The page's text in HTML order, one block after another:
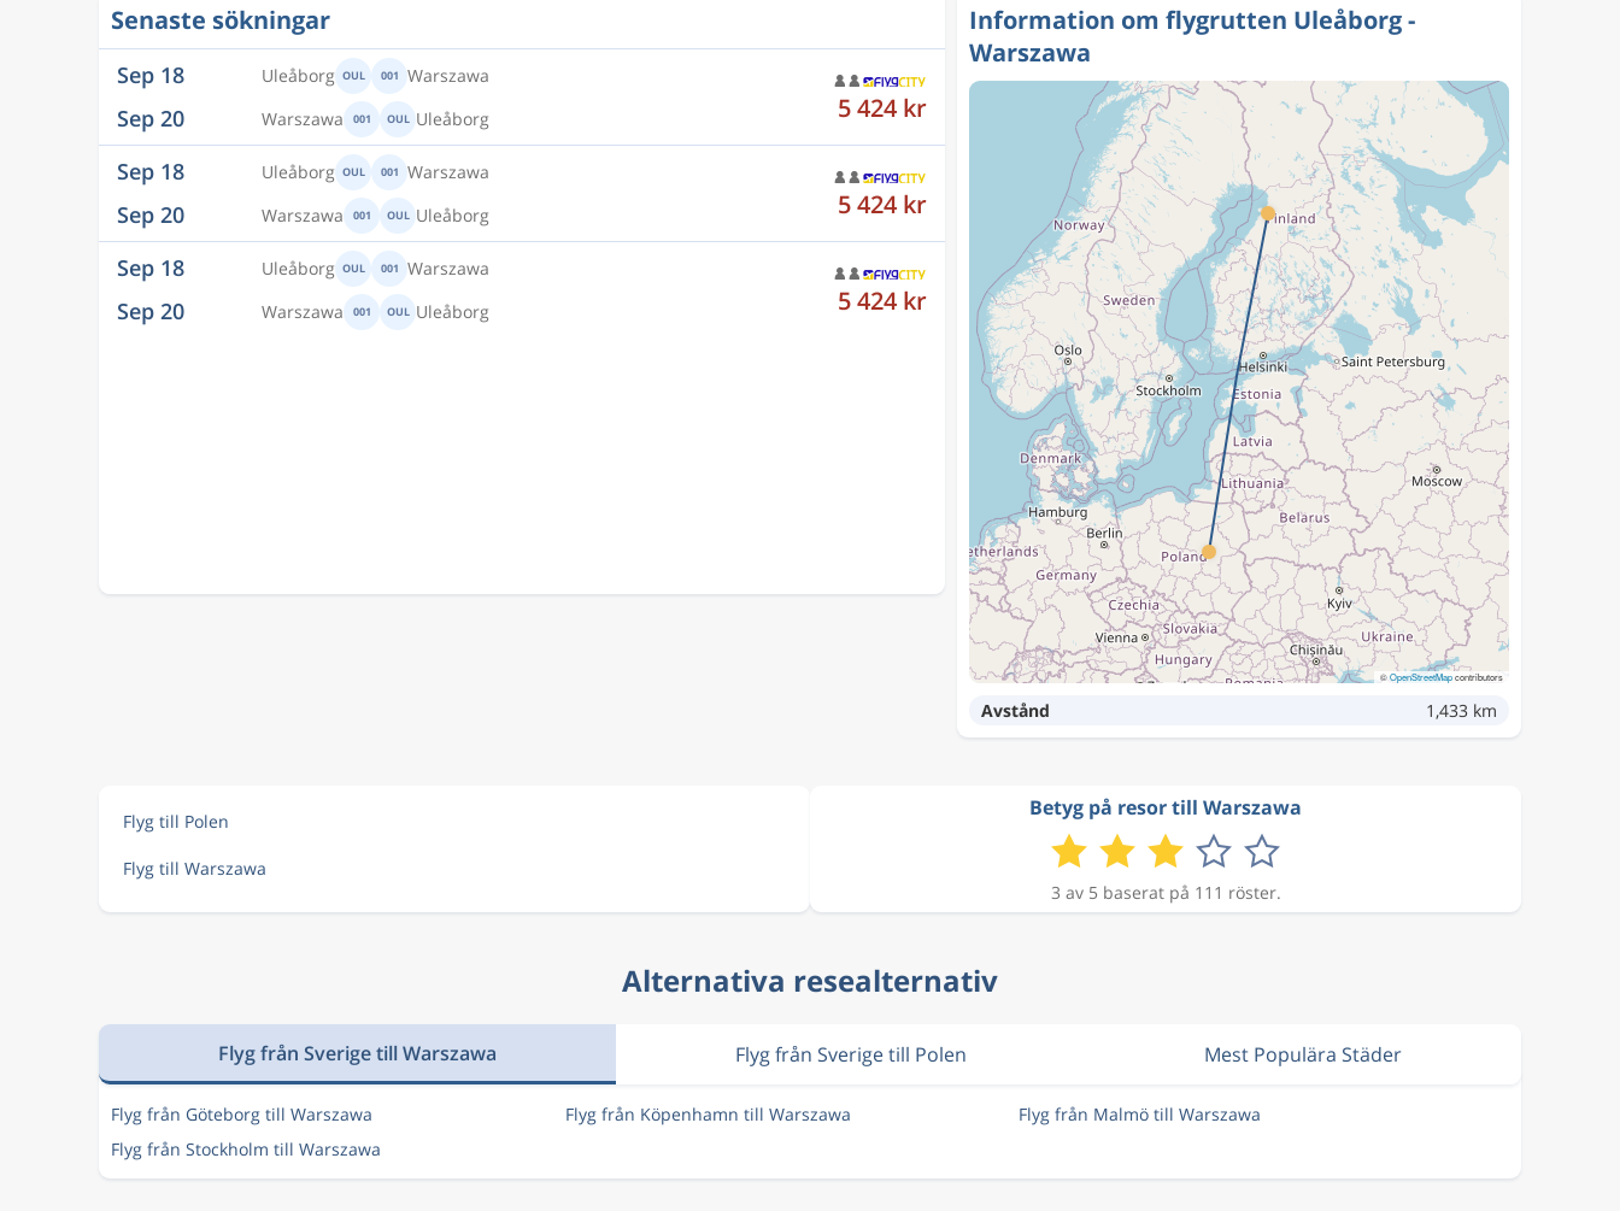
Senaste sökningar
Sep 18 Uleåborg OUL 001 Warszawa
Sep 20 Warszawa 001 OUL Uleåborg 5 424 kr
Sep 18 Uleåborg OUL 001 Warszawa
Sep 20 Warszawa 001 OUL Uleåborg 5 424 kr
Sep 18 Uleåborg OUL 001 Warszawa
Sep 20 Warszawa 001 OUL Uleåborg 5 424 kr
Information om flygrutten Uleåborg -
Warszawa
©OpenStreetMapcontributors
Avstånd 1,433 km
Flyg till Polen
Flyg till Warszawa
Betyg på resor till Warszawa
3 av 5 baserat på 111 röster.
Alternativa resealternativ
Flyg från Sverige till Warszawa Flyg från Sverige till Polen Mest Populära Städer
Flyg från Göteborg till Warszawa Flyg från Köpenhamn till Warszawa
Flyg från Malmö till Warszawa
Flyg från Stockholm till Warszawa